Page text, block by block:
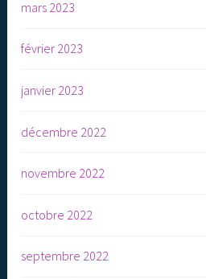
mars 2023
février 2023
janvier 2023
décembre 2022
novembre 2022
octobre 2022
septembre 2022